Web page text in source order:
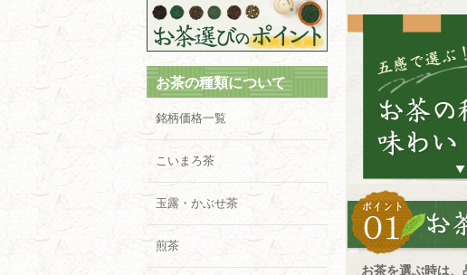
お茶の種類について
銘柄価格一覧
こいまろ茶
玉露・かぶせ茶
煎茶
お茶を選ぶ時は、